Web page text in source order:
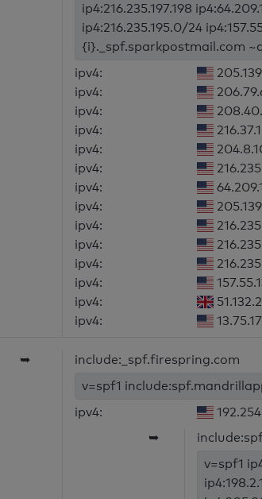
ip4:216.235.197.198
ip4:216.235.195.0/24
{i}._spf.sparkpostmail.com
ipv4:
ipv4:
ipv4:
ipv4:
ipv4:
ipv4:
ipv4:
ipv4:
ipv4:
ipv4:
ipv4:
ipv4:
ipv4:
ipv4:
➥
include:_spf.firespring.com
v=spf1
ipv4:
➥
v=spf1